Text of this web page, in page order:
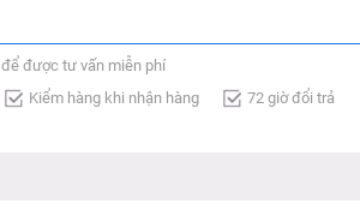
để được tư vấn miễn phí
Kiểm hàng khi nhận hàng 72 giờ đổi trả